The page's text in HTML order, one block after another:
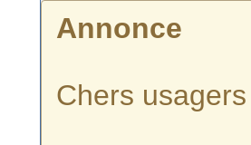
Annonce
Chers